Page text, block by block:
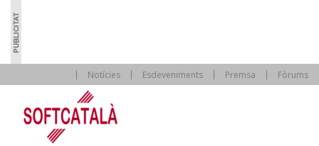
Notícies Esdeveniments Premsa Fòrums